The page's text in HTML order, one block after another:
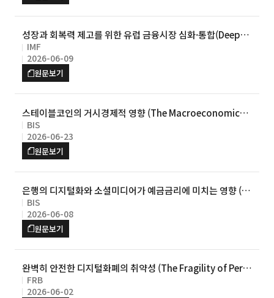
성장과 회복력 제고를 위한 유럽 금융시장 심화·통합(Deeper
and More Integrated Financial Markets to Foster Gro
wth and Resilience in Europe)
IMF
2026-06-09
원문보기
스테이블코인의 거시경제적 영향 (The Macroeconomics o
f Stablecoins)
BIS
2026-06-23
원문보기
은행의 디지털화와 소셜미디어가 예금금리에 미치는 영향 (T
he digitalisation of banking and social media: Implic
ations for deposit pricing)
BIS
2026-06-08
원문보기
완벽히 안전한 디지털화폐의 취약성 (The Fragility of Perfe
ctly Safe Digital Money)
FRB
2026-06-02